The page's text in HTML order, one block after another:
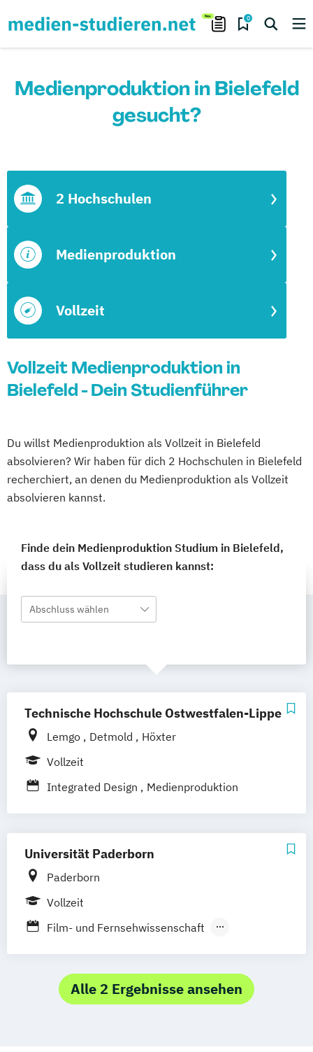
0
Medienproduktion in Bielefeld
gesucht?
Vollzeit
Medienproduktion
2 Hochschulen
Vollzeit Medienproduktion in
Bielefeld - Dein Studienführer
Du willst Medienproduktion als Vollzeit in Bielefeld
absolvieren? Wir haben für dich 2 Hochschulen in Bielefeld
recherchiert, an denen du Medienproduktion als Vollzeit
absolvieren kannst.
Finde dein Medienproduktion Studium in Bielefeld,
dass du als Vollzeit studieren kannst:
Abschluss wählen
Technische Hochschule Ostwestfalen-Lippe
Lemgo Detmold
Höxter
Vollzeit
Integrated Design
Medienproduktion
Universität Paderborn
Paderborn
Vollzeit
Film- und Fernsehwissenschaft
Musikwissenschaft
Musikwissenschaft (Master Kultur und
Alle 2 Ergebnisse ansehen